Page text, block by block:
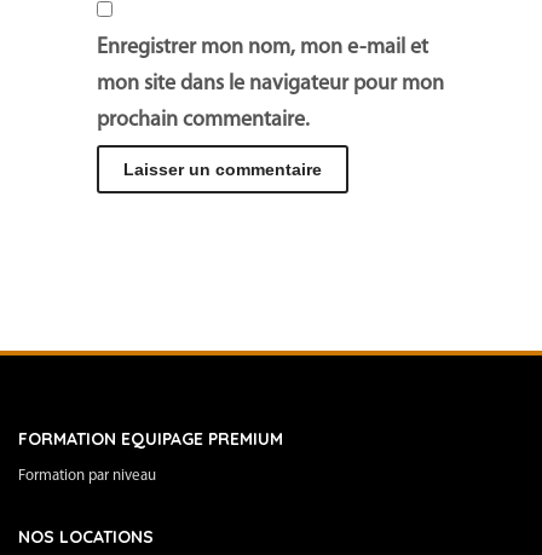
Enregistrer mon nom, mon e-mail et
mon site dans le navigateur pour mon
prochain commentaire.
FORMATION EQUIPAGE PREMIUM
Formation par niveau
NOS LOCATIONS